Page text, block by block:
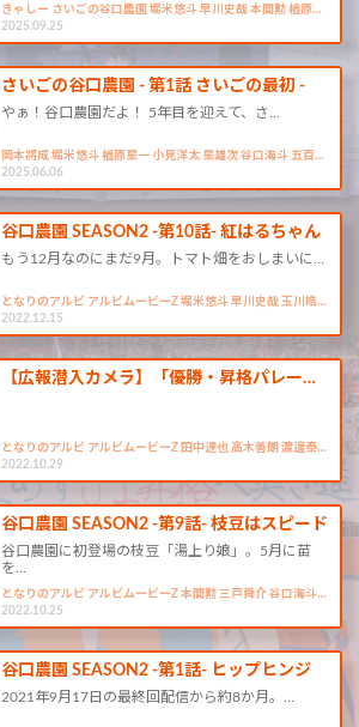
きゃしー さいごの谷口農園 堀米悠斗 早川史哉 本間勲 楢原…
2025.09.25
さいごの谷口農園 - 第1話 さいごの最初 -
やぁ！谷口農園だよ！ 5年目を迎えて、さ…
岡本將成 堀米悠斗 楢原星一 小見洋太 星雄次 谷口海斗 五百…
2025.06.06
谷口農園 SEASON2 -第10話- 紅はるちゃん
もう12月なのにまだ9月。トマト畑をおしまいに…
となりのアルビ アルビムービーZ 堀米悠斗 早川史哉 玉川皓…
2022.12.15
【広報潜入カメラ】「優勝・昇格パレー…
となりのアルビ アルビムービーZ 田中達也 高木善朗 渡邊泰…
2022.10.29
谷口農園 SEASON2 -第9話- 枝豆はスピード
谷口農園に初登場の枝豆「湯上り娘」。5月に苗
を…
となりのアルビ アルビムービーZ 本間勲 三戸舜介 谷口海斗…
2022.10.25
谷口農園 SEASON2 -第1話- ヒップヒンジ
2021年9月17日の最終回配信から約8か月。…